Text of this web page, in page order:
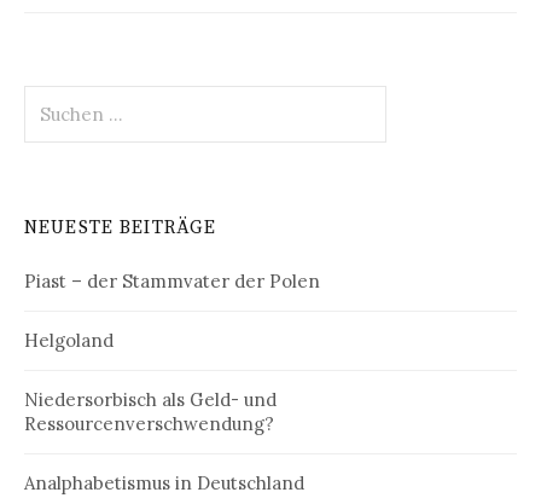
nach:
NEUESTE BEITRÄGE
Piast – der Stammvater der Polen
Helgoland
Niedersorbisch als Geld- und
Ressourcenverschwendung?
Analphabetismus in Deutschland